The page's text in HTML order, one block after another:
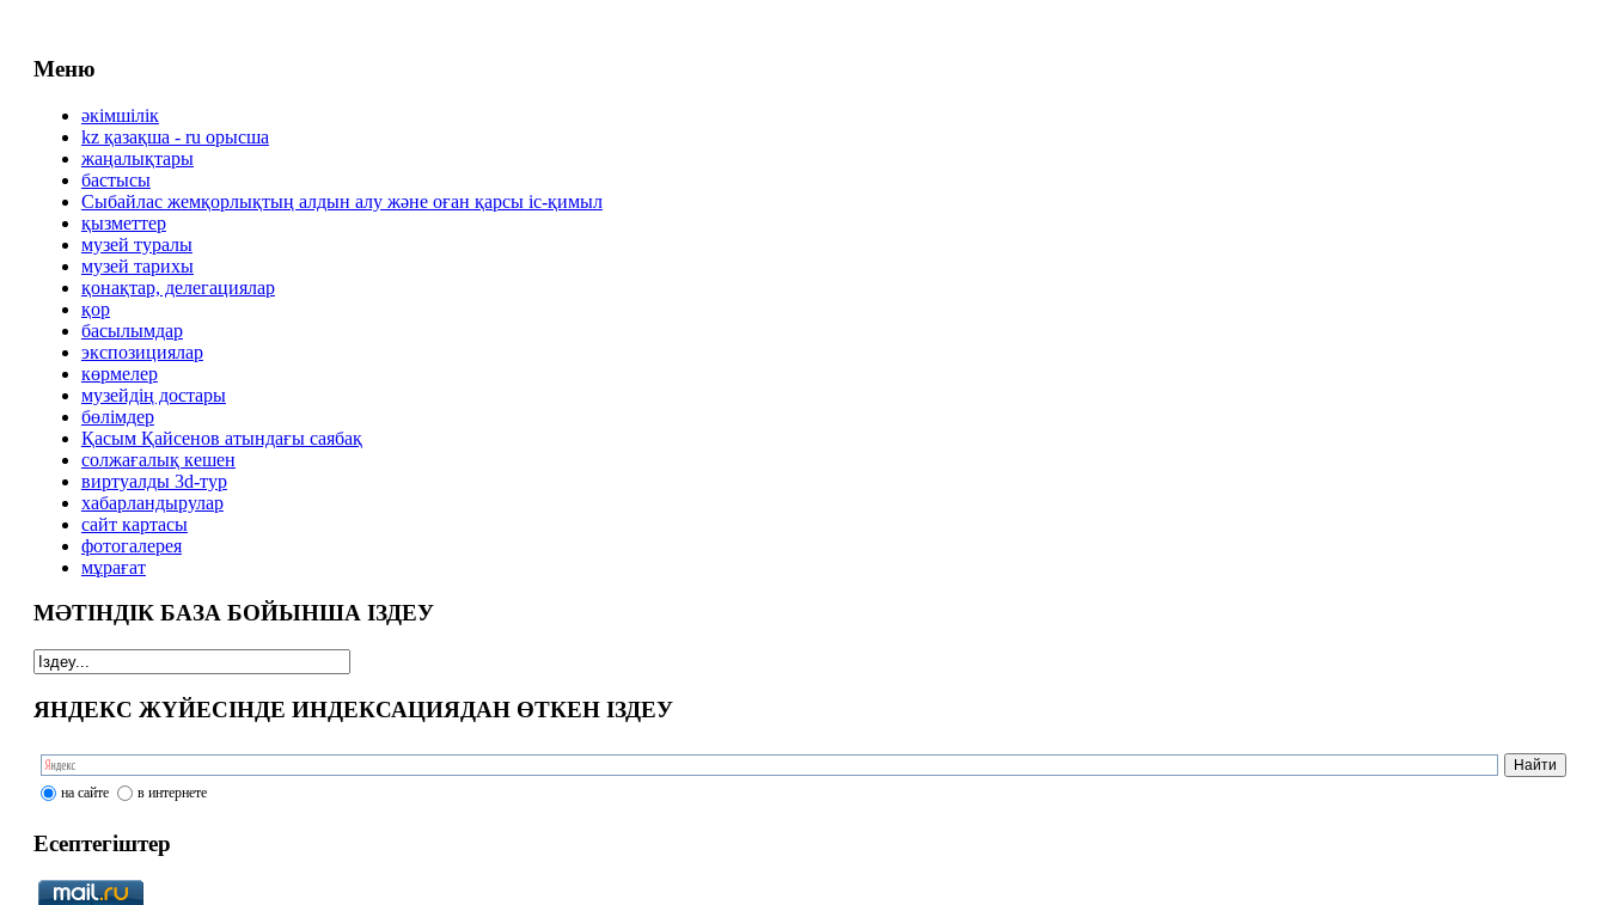
Меню
әкімшілік
kz қазақша - ru орысша
жаңалықтары
бастысы
Сыбайлас жемқорлықтың алдын алу және оған қарсы іс-қимыл
қызметтер
музей туралы
музей тарихы
қонақтар, делегациялар
қор
басылымдар
экспозициялар
көрмелер
музейдің достары
бөлімдер
Қасым Қайсенов атындағы саябақ
солжағалық кешен
виртуалды 3d-тур
xабарландырулар
сайт картасы
фотогалерея
мұрағат
МӘТІНДІК БАЗА БОЙЫНША ІЗДЕУ
ЯНДЕКС ЖҮЙЕСІНДЕ ИНДЕКСАЦИЯДАН ӨТКЕН ІЗДЕУ
на сайте в интернете
Есептегіштер